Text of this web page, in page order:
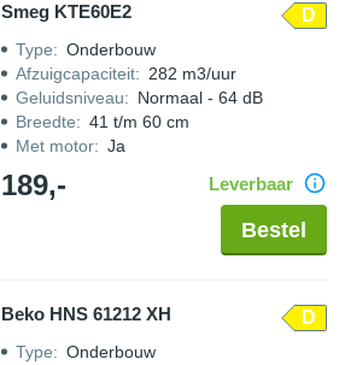
Smeg KTE60E2 D
Type: Onderbouw
Afzuigcapaciteit: 282 m3/uur
Geluidsniveau: Normaal - 64 dB
Breedte: 41 t/m 60 cm
Met motor: Ja
189,- Leverbaar
Bestel
Beko HNS 61212 XH D
Type: Onderbouw